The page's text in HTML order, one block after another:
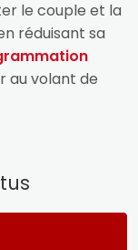
le couple et la
réduisant sa
au volant de